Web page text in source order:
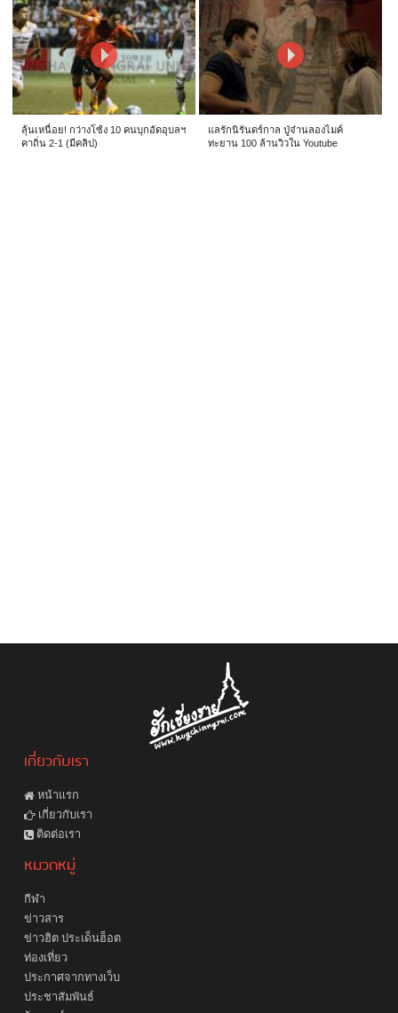
ลุ้นเหนื่อย! กว่างโซ้ง 10 คนบุกอัดอุบลฯ
คาถิ่น 2-1 (มีคลิป)
แลรักนิรันดร์กาล ปู่จ๋านลองไมค์
ทะยาน 100 ล้านวิวใน Youtube
เกี่ยวกับเรา
หน้าแรก
เกี่ยวกับเรา
ติดต่อเรา
หมวดหมู่
กีฬา
ข่าวสาร
ข่าวฮิต ประเด็นฮ็อต
ท่องเที่ยว
ประกาศจากทางเว็บ
ประชาสัมพันธ์